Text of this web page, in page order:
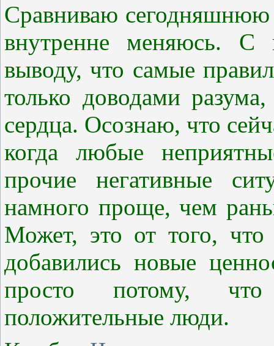
Сравниваю сегодняшнюю
внутренне меняюсь.
выводу, что самые
только доводами
сердца. Осознаю, что
когда любые
прочие негативные
намного проще, чем
Может, это от того,
добавились новые
просто потому,
положительные люди.